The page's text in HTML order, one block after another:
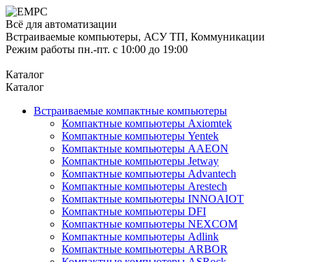
Всё для автоматизации
Встраиваемые компьютеры, АСУ ТП, Коммуникации
Режим работы пн.-пт. с 10:00 до 19:00
Каталог
Каталог
Встраиваемые компактные компьютеры
Компактные компьютеры Axiomtek
Компактные компьютеры Yentek
Компактные компьютеры AAEON
Компактные компьютеры Jetway
Компактные компьютеры Advantech
Компактные компьютеры Arestech
Компактные компьютеры INNOAIOT
Компактные компьютеры DFI
Компактные компьютеры NEXCOM
Компактные компьютеры Adlink
Компактные компьютеры ARBOR